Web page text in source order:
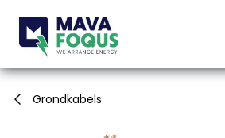
Grondkabels